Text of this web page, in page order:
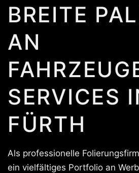
BREITE
AN
SERVICES
FÜRTH
Als professionelle
ein vielfältiges Portfolio an